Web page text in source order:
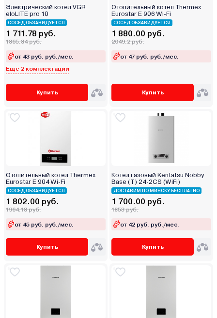
Электрический котел VGR
eloLITE pro 10
СОСЕД ОБЗАВИДУЕТСЯ
1 711.78 руб.
1865.84 руб.
от 43 руб. руб./мес.
Еще 2 комплектации
Купить
Отопительный котел Thermex
Eurostar E 906 Wi-Fi
СОСЕД ОБЗАВИДУЕТСЯ
1 880.00 руб.
2049.2 руб.
от 47 руб. руб./мес.
Купить
Отопительный котел Thermex
Eurostar E 904 Wi-Fi
СОСЕД ОБЗАВИДУЕТСЯ
1 802.00 руб.
1964.18 руб.
от 45 руб. руб./мес.
Купить
Котел газовый Kentatsu Nobby
Base (T) 24-2CS (WiFi)
ДОСТАВИМ ПО МИНСКУ БЕСПЛАТНО
1 700.00 руб.
1853 руб.
от 42 руб. руб./мес.
Купить